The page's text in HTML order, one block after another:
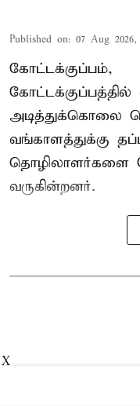
Published on: 07 Aug
கோட்டக்குப்பம்,
கோட்டக்குப்பத்தில்
அடித்துக்கொலை
வங்காளத்துக்கு
தொழிலாளர்களை
வருகின்றனர்.
X